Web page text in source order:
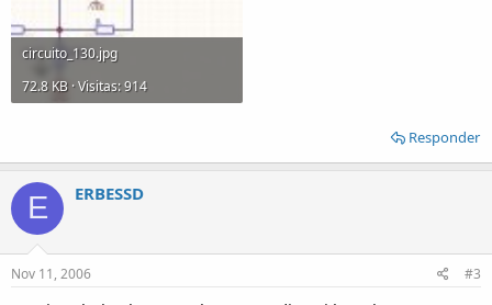
circuito_130.jpg
72.8 KB · Visitas: 914
Responder
E ERBESSD
Nov 11, 2006 #3